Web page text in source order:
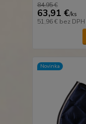
84,95 €
63,91 €/ks
51,96 € bez DPH
Novinka